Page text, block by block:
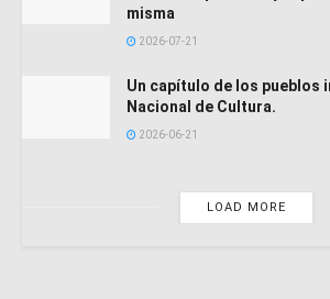
misma
2026-07-21
Un capítulo de los pueblos
Nacional de Cultura.
2026-06-21
LOAD MORE